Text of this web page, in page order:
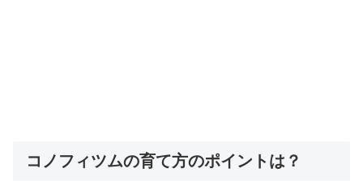
コノフィツムの育て方のポイントは？